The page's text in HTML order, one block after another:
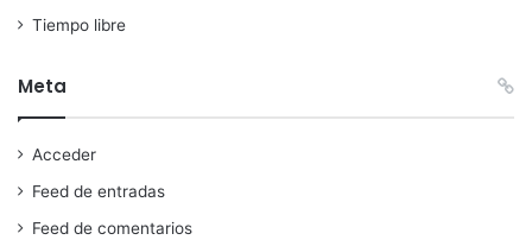
Tiempo libre
Meta
Acceder
Feed de entradas
Feed de comentarios